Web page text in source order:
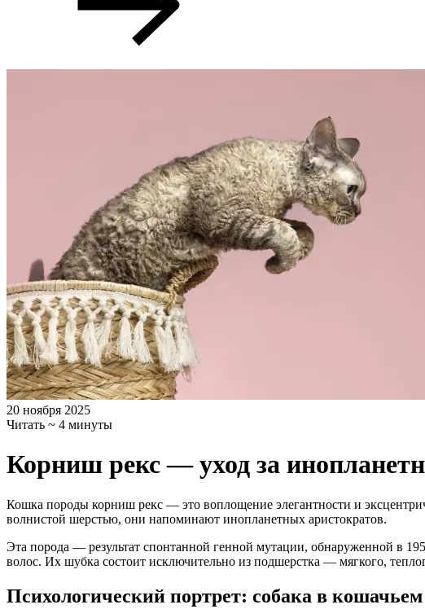
20 ноября 2025
Читать ~ 4 минуты
Корниш рекс — уход за
Кошка породы корниш рекс — это воплощение элегантности и
волнистой шерстью, они напоминают инопланетных аристократов.
Эта порода — результат спонтанной генной мутации, обнаруженной в
волос. Их шубка состоит исключительно из подшерстка — мягкого,
Психологический портрет: собака в кошачьем